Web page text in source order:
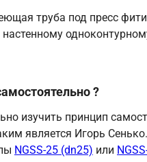
труба под пресс
настенному
?
изучить принцип
является Игорь
NGSS-25 (dn25) или